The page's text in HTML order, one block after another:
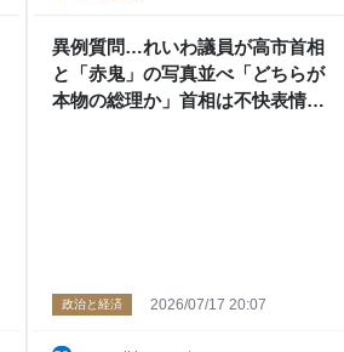
異例質問…れいわ議員が高市首相
と「赤鬼」の写真並べ「どちらが
本物の総理か」首相は不快表情 -
政治と経済 2026/07/17 20:07